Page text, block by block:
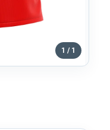
1 / 1